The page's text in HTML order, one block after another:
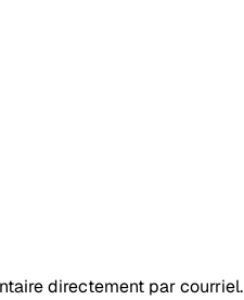
directement par courriel.